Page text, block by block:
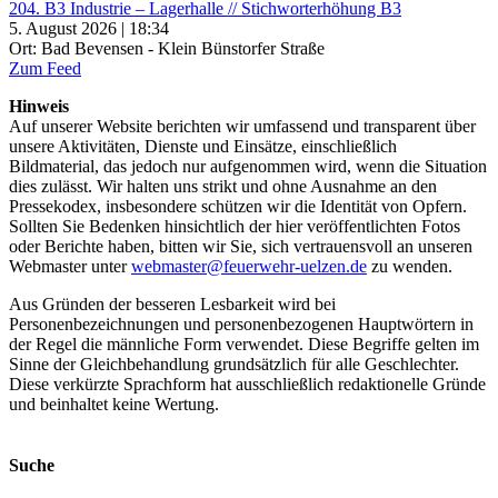
204. B3 Industrie – Lagerhalle // Stichworterhöhung B3
5. August 2026 | 18:34
Ort: Bad Bevensen - Klein Bünstorfer Straße
Zum Feed
Hinweis
Auf unserer Website berichten wir umfassend und transparent über
unsere Aktivitäten, Dienste und Einsätze, einschließlich
Bildmaterial, das jedoch nur aufgenommen wird, wenn die Situation
dies zulässt. Wir halten uns strikt und ohne Ausnahme an den
Pressekodex, insbesondere schützen wir die Identität von Opfern.
Sollten Sie Bedenken hinsichtlich der hier veröffentlichten Fotos
oder Berichte haben, bitten wir Sie, sich vertrauensvoll an unseren
Webmaster unterwebmaster@feuerwehr-uelzen.de zu wenden.
Aus Gründen der besseren Lesbarkeit wird bei
Personenbezeichnungen und personenbezogenen Hauptwörtern in
der Regel die männliche Form verwendet. Diese Begriffe gelten im
Sinne der Gleichbehandlung grundsätzlich für alle Geschlechter.
Diese verkürzte Sprachform hat ausschließlich redaktionelle Gründe
und beinhaltet keine Wertung.
Suche